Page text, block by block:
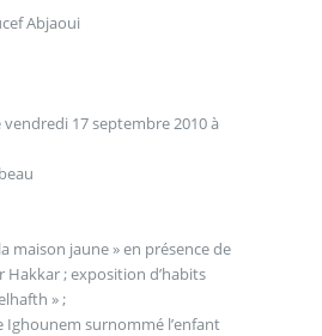
Abjaoui
vendredi 17 septembre 2010 à
maison jaune » en présence de
; exposition d’habits
» ;
Ighounem surnommé l’enfant